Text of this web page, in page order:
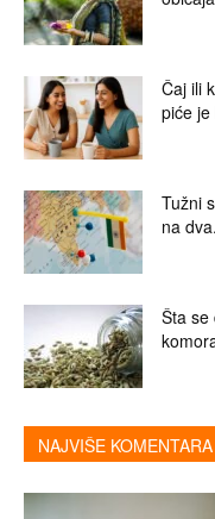
Čaj ili
piće je
Tužni
na
Šta se
NAJVIŠE KOMENTARA